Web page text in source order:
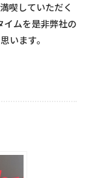
喫していただく
イムを是非弊社の
います。